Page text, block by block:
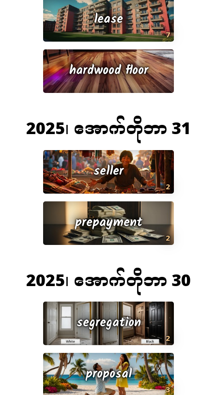
7
lease
hardwood floor
2025၊ အောက်တိုဘာ 31
2
seller
2
prepayment
2025၊ အောက်တိုဘာ 30
2
segregation
3
proposal